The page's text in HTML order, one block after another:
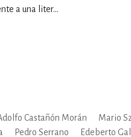
a una liter...
Castañón Morán Mario
Pedro Serrano Edeberto